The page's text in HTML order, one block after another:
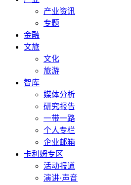
产业资讯
专题
金融
文旅
文化
旅游
智库
媒体分析
研究报告
一带一路
个人专栏
企业邮箱
卡利姆专区
活动报道
演讲·声音